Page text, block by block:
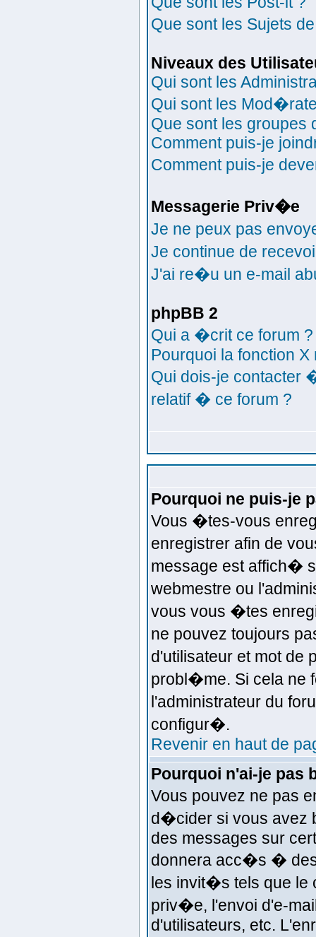
Que sont les Sujets
Niveaux des
Qui sont les
Qui sont les
Que sont les groupes
Comment puis-je
Comment puis-je
Messagerie Priv�e
Je ne peux pas
Je continue de
J'ai re�u un e-mail
phpBB 2
Qui a �crit ce forum ?
Pourquoi la fonction
Qui dois-je contacter
relatif � ce forum ?
Pourquoi ne puis-je
Vous �tes-vous
enregistrer afin de
message est affich�
webmestre ou
vous vous �tes
ne pouvez toujours
d'utilisateur et mot
probl�me. Si cela ne
l'administrateur du
configur�.
Revenir en haut de
Pourquoi n'ai-je pas
Vous pouvez ne pas
d�cider si vous avez
des messages sur
donnera acc�s � des
les invit�s tels que le
priv�e, l'envoi d'e-
d'utilisateurs, etc.